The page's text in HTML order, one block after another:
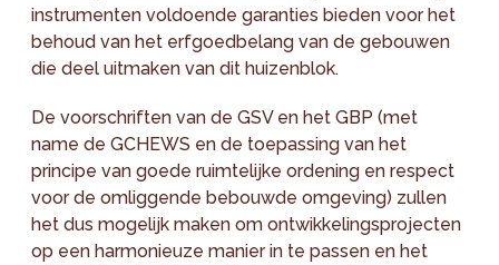
instrumenten voldoende garanties bieden voor het
behoud van het erfgoedbelang van de gebouwen
die deel uitmaken van dit huizenblok.
De voorschriften van de GSV en het GBP (met
name de GCHEWS en de toepassing van het
principe van goede ruimtelijke ordening en respect
voor de omliggende bebouwde omgeving) zullen
het dus mogelijk maken om ontwikkelingsprojecten
op een harmonieuze manier in te passen en het